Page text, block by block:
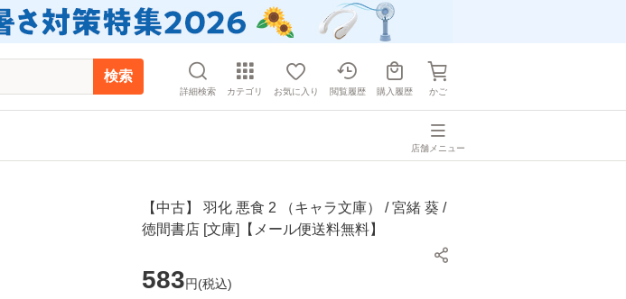
検索
詳細検索 カテゴリ お気に入り 閲覧履歴 購入履歴 かご
店舗メニュー
【中古】 羽化 悪食 2 （キャラ文庫） / 宮緒 葵 /
徳間書店 [文庫]【メール便送料無料】
583円(税込)